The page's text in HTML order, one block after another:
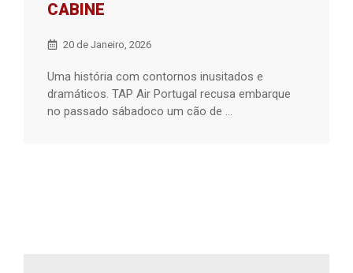
CABINE
20 de Janeiro, 2026
Uma história com contornos inusitados e
dramáticos. TAP Air Portugal recusa embarque
no passado sábadoco um cão de ...